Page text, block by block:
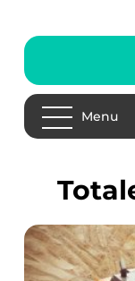
Menu